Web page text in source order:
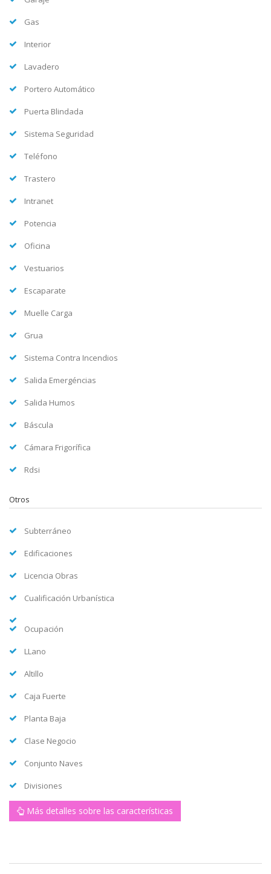
Gas
Interior
Lavadero
Portero Automático
Puerta Blindada
Sistema Seguridad
Teléfono
Trastero
Intranet
Potencia
Oficina
Vestuarios
Escaparate
Muelle Carga
Grua
Sistema Contra Incendios
Salida Emergéncias
Salida Humos
Báscula
Cámara Frigorífica
Rdsi
Otros
Subterráneo
Edificaciones
Licencia Obras
Cualificación Urbanística
Ocupación
LLano
Altillo
Caja Fuerte
Planta Baja
Clase Negocio
Conjunto Naves
Divisiones
Más detalles sobre las características